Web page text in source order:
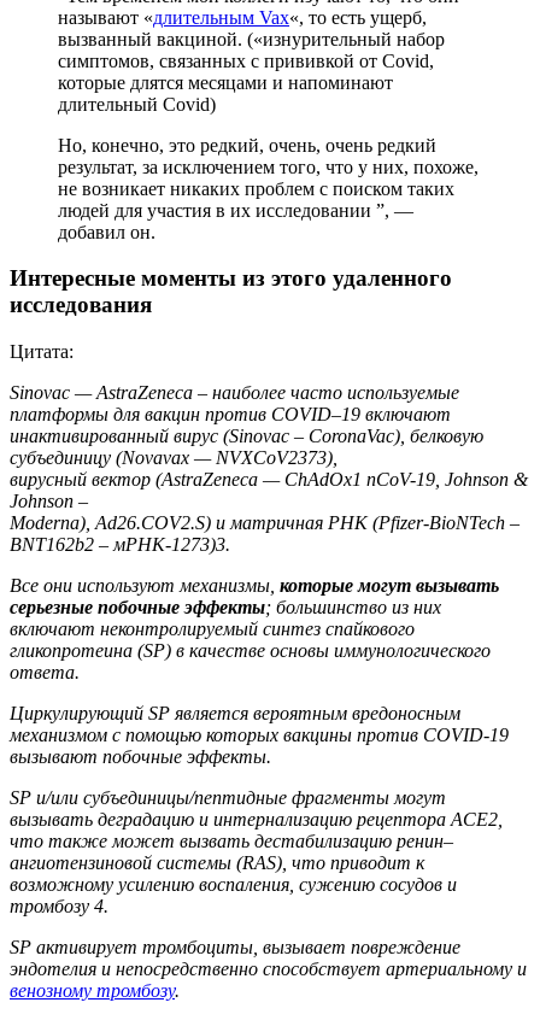
называют «длительным Vax«, то есть ущерб,
вызванный вакциной. («изнурительный набор
симптомов, связанных с прививкой от Covid,
которые длятся месяцами и напоминают
длительный Covid)
Но, конечно, это редкий, очень, очень редкий
результат, за исключением того, что у них, похоже,
не возникает никаких проблем с поиском таких
людей для участия в их исследовании ”, —
добавил он.
Интересные моменты из этого удаленного
исследования
Цитата:
Sinovac — AstraZeneca – наиболее часто используемые
платформы для вакцин против COVID–19 включают
инактивированный вирус (Sinovac – CoronaVac), белковую
субъединицу (Novavax — NVXCoV2373),
вирусный вектор (AstraZeneca — ChAdOx1 nCoV-19, Johnson &
Johnson –
Moderna), Ad26.COV2.S) и матричная РНК (Pfizer-BioNTech –
BNT162b2 – мРНК-1273)3.
Все они используют механизмы, которые могут вызывать
серьезные побочные эффекты; большинство из них
включают неконтролируемый синтез спайкового
гликопротеина (SP) в качестве основы иммунологического
ответа.
Циркулирующий SP является вероятным вредоносным
механизмом с помощью которых вакцины против COVID-19
вызывают побочные эффекты.
SP и/или субъединицы/пептидные фрагменты могут
вызывать деградацию и интернализацию рецептора ACE2,
что также может вызвать дестабилизацию ренин–
ангиотензиновой системы (RAS), что приводит к
возможному усилению воспаления, сужению сосудов и
тромбозу 4.
SP активирует тромбоциты, вызывает повреждение
эндотелия и непосредственно способствует артериальному и
венозному тромбозу.